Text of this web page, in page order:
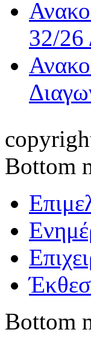
32/26
Bottom
Bottom